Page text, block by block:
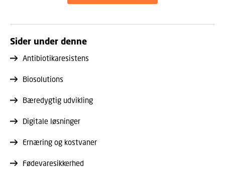
Sider under denne
Antibiotikaresistens
Biosolutions
Bæredygtig udvikling
Digitale løsninger
Ernæring og kostvaner
Fødevaresikkerhed